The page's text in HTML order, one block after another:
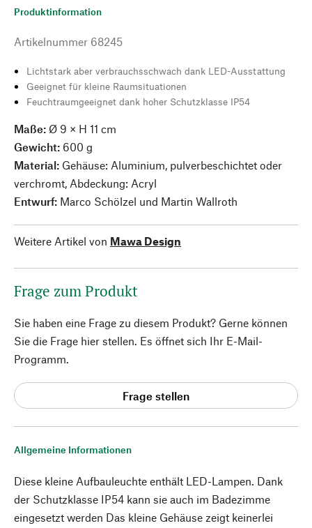
Allgemeine Informationen
Diese kleine Aufbauleuchte enthält LED-Lampen. Dank
der Schutzklasse IP54 kann sie auch im Badezimme
eingesetzt werden Das kleine Gehäuse zeigt keinerlei
Produktinformation
Artikelnummer 68245
Lichtstark aber verbrauchsschwach dank LED-Ausstattung
Geeignet für kleine Raumsituationen
Feuchtraumgeeignet dank hoher Schutzklasse IP54
Maße: Ø 9 × H 11 cm
Gewicht: 600 g
Material: Gehäuse: Aluminium, pulverbeschichtet oder
verchromt, Abdeckung: Acryl
Entwurf: Marco Schölzel und Martin Wallroth
Weitere Artikel von Mawa Design
Frage zum Produkt
Sie haben eine Frage zu diesem Produkt? Gerne können
Sie die Frage hier stellen. Es öffnet sich Ihr E-Mail-
Programm.
Frage stellen